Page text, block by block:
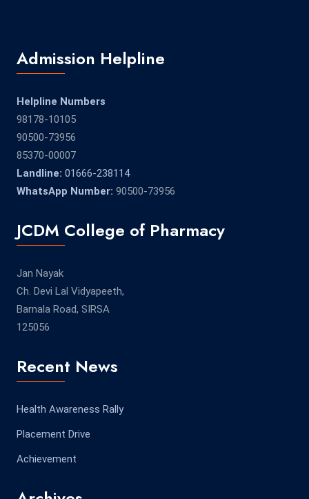
Admission Helpline
Helpline Numbers
98178-10105
90500-73956
85370-00007
Landline: 01666-238114
WhatsApp Number: 90500-73956
JCDM College of Pharmacy
Jan Nayak
Ch. Devi Lal Vidyapeeth,
Barnala Road, SIRSA
125056
Recent News
Health Awareness Rally
Placement Drive
Achievement